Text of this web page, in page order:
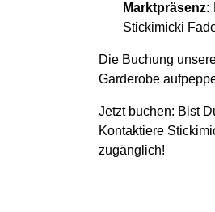
Marktpräsenz:
Stickimicki
Die Buchung
Garderobe
Jetzt buchen: Bist
Kontaktiere
zugänglich!